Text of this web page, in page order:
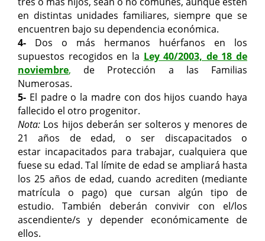
en distintas unidades familiares, siempre que se
encuentren bajo su dependencia económica.
4- Dos o más hermanos huérfanos en los
supuestos recogidos en la Ley 40/2003, de 18 de
noviembre,
de Protección a las Familias
Numerosas.
5- El padre o la madre con dos hijos cuando haya
fallecido el otro progenitor.
Nota: Los hijos deberán ser solteros y menores de
21 años de edad, o ser discapacitados o
estar incapacitados para trabajar, cualquiera que
fuese su edad. Tal límite de edad se ampliará hasta
los 25 años de edad, cuando acrediten (mediante
matrícula o pago) que cursan algún tipo de
estudio. También deberán convivir con el/los
ascendiente/s y depender económicamente de
ellos.